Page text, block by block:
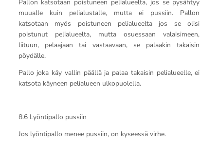
Pallon katsotaan poistuneen pelialueelta, jos se pysähtyy
muualle kuin pelialustalle, mutta ei pussiin. Pallon
katsotaan myös poistuneen pelialueelta jos se olisi
poistunut pelialueelta, mutta osuessaan valaisimeen,
liituun, pelaajaan tai vastaavaan, se palaakin takaisin
pöydälle.
Pallo joka käy vallin päällä ja palaa takaisin pelialueelle, ei
katsota käyneen pelialueen ulkopuolella.
8.6 Lyöntipallo pussiin
Jos lyöntipallo menee pussiin, on kyseessä virhe.